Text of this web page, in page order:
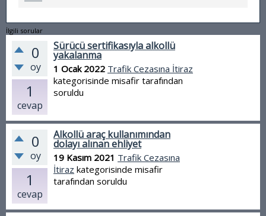
İlgili sorular
0
oy
1
cevap
Sürücü sertifikasıyla alkollü
yakalanma
1 Ocak 2022 Trafik Cezasına İtiraz
kategorisinde misafir tarafından
soruldu
0
oy
1
cevap
Alkollü araç kullanımından
dolayı alınan ehliyet
19 Kasım 2021 Trafik Cezasına
İtiraz kategorisinde misafir
tarafından soruldu